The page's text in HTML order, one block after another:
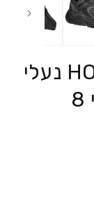
במודאל
HOKA Arahi Wide 8 - 2E נעלי
ספורט גברים הוקה ארהי 8